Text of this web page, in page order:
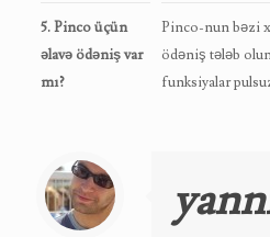
5. Pinco üçün
əlavə ödəniş var
mı?
Pinco-nun bəzi
ödəniş tələb
funksiyalar